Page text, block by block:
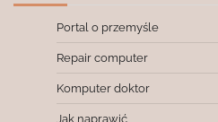
Portal o przemyśle
Repair computer
Komputer doktor
Jak naprawić